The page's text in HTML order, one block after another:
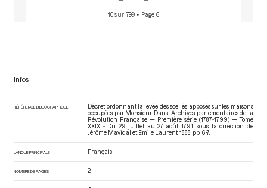
10 sur 799 • Page 6
Infos
RÉFÉRENCE BIBLIOGRAPHIQUE
Décret ordonnant la levée des scellés apposés sur les maisons
occupées par Monsieur. Dans : Archives parlementaires de la
Révolution Française — Première série (1787-1799) — Tome
XXIX - Du 29 juillet au 27 août 1791.
, sous la direction de
Jérôme Mavidal et Emile Laurent. 1888. pp. 6-7.
LANGUE PRINCIPALE Français
NOMBRE DE PAGES 2